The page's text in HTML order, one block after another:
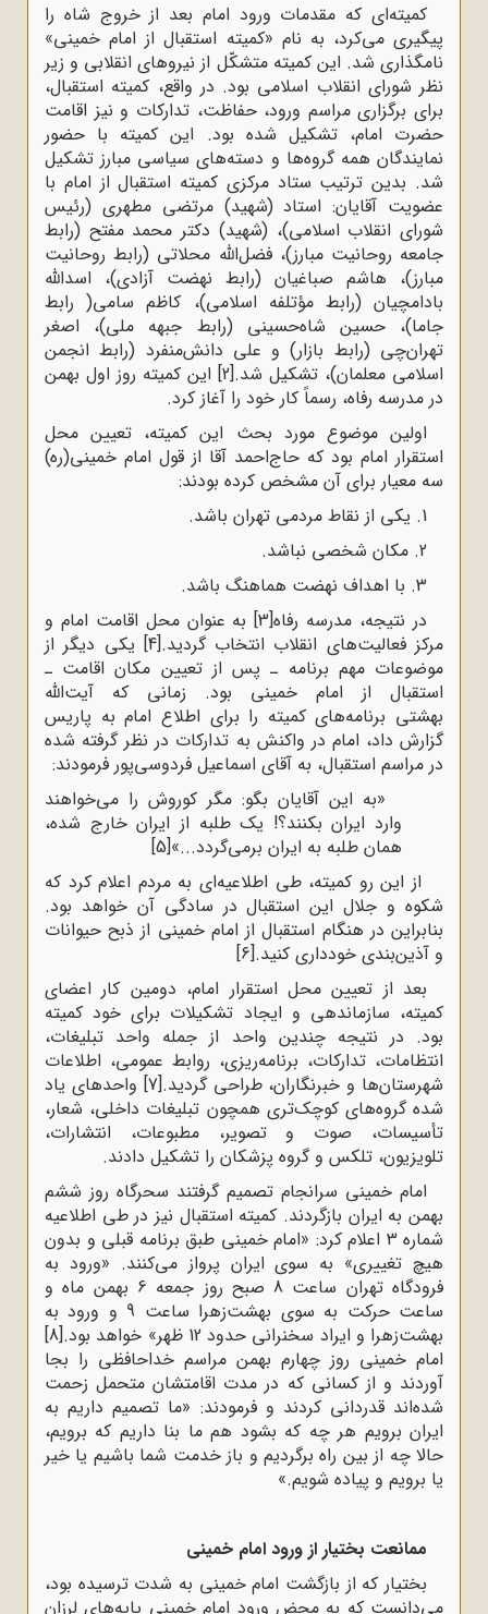
کمیته‌ای که مقدمات ورود امام بعد از خروج شاه را
پیگیری می‌کرد، به نام «کمیته استقبال از امام خمینی»
نامگذاری شد. این کمیته متشکّل از نیروهای انقلابی و زیر
نظر شورای انقلاب اسلامی‌ بود. در واقع، کمیته استقبال،
برای برگزاری مراسم ورود، حفاظت، تدارکات و نیز اقامت
حضرت امام، تشکیل شده بود. این کمیته با حضور
نمایندگان همه گروه‌ها و دسته‌های سیاسی مبارز تشکیل
شد. بدین ترتیب ستاد مرکزی کمیته استقبال از امام با
عضویت آقایان: استاد (شهید) مرتضی مطهری (رئیس
شورای انقلاب اسلامی)، (شهید) دکتر محمد مفتح (رابط
جامعه روحانیت مبارز)، فضل‌الله محلاتی (رابط روحانیت
مبارز)، ‌هاشم صباغیان (رابط نهضت آزادی)، اسدالله
بادامچیان (رابط مؤتلفه اسلامی)، کاظم سامی‌( رابط
جاما)، حسین شاه‌حسینی (رابط جبهه ملی)، اصغر
تهران‌چی (رابط بازار) و علی دانش‌منفرد (رابط انجمن
اسلامی معلمان)، تشکیل شد.[2]
این کمیته روز اول بهمن
در مدرسه‌ رفاه، رسماً کار خود را آغاز کرد.
اولین موضوع مورد بحث این کمیته، تعیین محل
استقرار امام بود که حاج‌احمد آقا از قول امام خمینی(ره)
سه معیار برای آن مشخص کرده بودند:
1. یکی از نقاط مردمی ‌تهران باشد.
2. مکان شخصی نباشد.
3. با اهداف نهضت هماهنگ باشد.
در نتیجه، مدرسه رفاه[3] به عنوان محل اقامت امام و
مرکز فعالیت‌های انقلاب انتخاب گردید.[4]
یکی دیگر از
موضوعات مهم برنامه ـ پس از تعیین مکان اقامت ـ
استقبال از امام خمینی بود. زمانی که آیتالله
بهشتی برنامه‌های کمیته را برای اطلاع امام به پاریس
گزارش داد، امام در واکنش به تدارکات در نظر گرفته شده
در مراسم استقبال، به آقای اسماعیل فردوسی‌پور فرمودند:
«به این آقایان بگو: مگر کوروش را می‌خواهند
وارد ایران بکنند؟! یک طلبه از ایران خارج شده،
همان طلبه به ایران برمی‌گردد...»[5]
از این رو کمیته، طی اطلاعیه‌ای به مردم اعلام کرد که
شکوه و جلال این استقبال در سادگی آن خواهد بود.
بنابراین در هنگام استقبال از امام خمینی از ذبح حیوانات
و آذین‌بندی خود‌داری کنید.[6]
بعد از تعیین محل استقرار امام، دومین کار اعضای
کمیته، سازماندهی و ایجاد تشکیلات برای خود کمیته
بود. در نتیجه چندین واحد از جمله واحد تبلیغات،
انتظامات، تدارکات، برنامه‌ریزی، روابط عمومی، اطلاعات
شهرستان‌ها و خبرنگاران، طراحی گردید.[7]
واحدهای یاد
شده گروه‌های کوچک‌تری همچون تبلیغات داخلی، شعار،
تأسیسات، صوت و تصویر، مطبوعات، انتشارات،
تلویزیون، تلکس و گروه پزشکان را تشکیل دادند.
امام‌ خمینی‌ سرانجام‌ تصمیم‌ گرفتند سحرگاه‌ روز ششم‌
بهمن‌ به‌ ایران‌ بازگردند. کمیته‌ ‌استقبال‌ نیز در طی‌ اطلاعیه‌‌
شماره‌‌ 3 اعلام‌ کرد: «امام‌ خمینی‌ طبق‌ برنامه‌ قبلی‌ و بدون‌
هیچ‌ تغییری‌» به‌ سوی‌ ایران‌ پرواز می‌کنند. «ورود به‌
فرودگاه‌ تهران‌ ساعت‌ 8 صبح ‌روز جمعه‌ 6 بهمن‌ ماه‌ و
ساعت‌ حرکت‌ به‌ سوی‌ بهشت‌زهرا ساعت‌ 9 و ورود به
‌بهشت‌زهرا و ایراد سخنرانی‌ حدود 12 ظهر» خواهد بود.
[8]
امام‌ خمینی‌ روز چهارم ‌بهمن‌ مراسم‌ خداحافظی‌ را بجا
آوردند و از کسانی‌ که‌ در مدت‌ اقامتشان‌ متحمل‌ زحمت‌
شده‌اند قدردانی‌ کردند و فرمودند: «ما تصمیم‌ داریم‌ به‌
ایران‌ برویم‌ هر چه‌ که ‌بشود هم‌ ما بنا داریم‌ که‌ برویم‌،
حالا چه‌ از بین‌ راه‌ برگردیم‌ و باز خدمت‌ شما باشیم‌ یا خیر
یا برویم‌ و پیاده‌ شویم‌.»
ممانعت بختیار از ورود امام خمینی
بختیار که از بازگشت‌ امام‌ خمینی‌ به‌ شدت‌ ترسیده‌ بود،
می‌دانست‌ که‌ به‌ محض ‌ورود امام‌ خمینی‌ پایه‌های‌ لرزان‌